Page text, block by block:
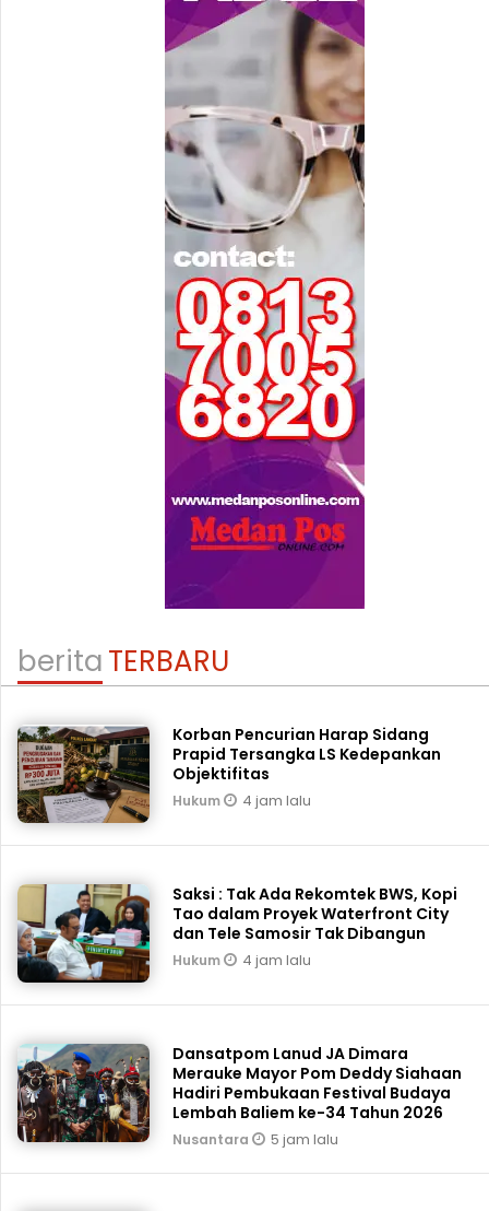
beritaTERBARU
Korban Pencurian Harap Sidang
Prapid Tersangka LS Kedepankan
Objektifitas
Hukum 4 jam lalu
Saksi : Tak Ada Rekomtek BWS, Kopi
Tao dalam Proyek Waterfront City
dan Tele Samosir Tak Dibangun
Hukum 4 jam lalu
Dansatpom Lanud JA Dimara
Merauke Mayor Pom Deddy Siahaan
Hadiri Pembukaan Festival Budaya
Lembah Baliem ke-34 Tahun 2026
Nusantara 5 jam lalu